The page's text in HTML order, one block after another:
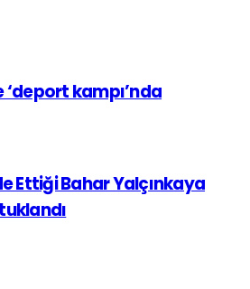
‘deport kampı’nda
Ettiği Bahar Yalçınkaya